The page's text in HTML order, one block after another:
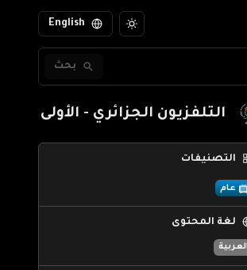
English
بحث
التلفزيون الجزائري - الأولى
التصنيفات
عام
لغة المحتوى
العربية